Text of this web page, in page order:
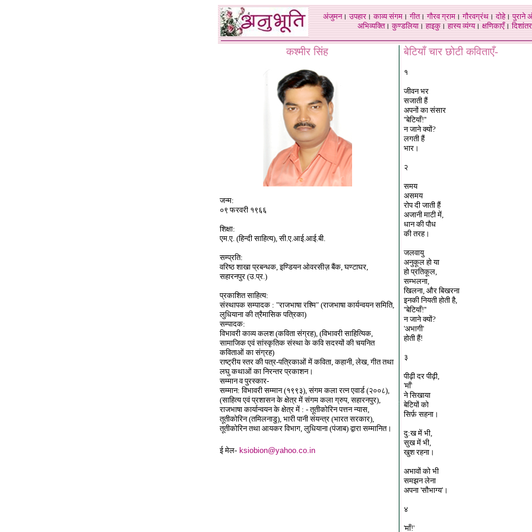
अंजुमन।उपहार।काव्य संगम।गीत।गौरव ग्राम।गौरवग्रंथ।दोहे।पुराने
अभिव्यक्ति।कुण्डलिया।हाइकु।हास्य व्यंग्य।क्षणिकाएँ।दिशांतर
कश्मीर सिंह
जन्म:
०९ फरवरी १९६६
शिक्षा:
एम.ए. (हिन्दी साहित्य), सी.ए.आई.आई.बी.
सम्प्रति:
वरिष्ठ शाखा प्रबन्धक, इण्डियन ओवरसीज़ बैंक, घण्टाघर,
सहारनपुर (उ.प्र.)
प्रकाशित साहित्य:
संस्थापक सम्पादक : "राजभाषा रश्मि" (राजभाषा कार्यन्वयन समिति,
लुधियाना की त्रैमासिक पत्रिका)
सम्पादक:
विभावरी काव्य कलश (कविता संग्रह), (विभावरी साहित्यिक,
सामाजिक एवं सांस्कृतिक संस्था के कवि सदस्यों की चयनित
कविताओं का संग्रह)
राष्ट्रीय स्तर की पत्र-पत्रिकाओं में कविता, कहानी, लेख, गीत तथा
लघु कथाओं का निरन्तर प्रकाशन।
सम्मान व पुरस्कार-
सम्मान: विभावरी सम्मान (१९९३), संगम कला रत्न एवार्ड (२००८),
(साहित्य एवं प्रशासन के क्षेत्र में संगम कला ग्रुप, सहारनपुर),
राजभाषा कार्यान्वयन के क्षेत्र में : - तूतीकोरिन पत्तन न्यास,
तूतीकोरिन (तमिलनाडु), भारी पानी संयन्त्र (भारत सरकार),
तूतीकोरिन तथा आयकर विभाग, लुधियाना (पंजाब) द्वारा सम्मानित।
ई मेल- ksiobion@yahoo.co.in
बेटियाँ चार छोटी कविताएँ-
१
जीवन भर
सजाती हैं
अपनों का संसार
''बेटियाँ!''
न जाने क्यों?
लगती हैं
भार।
२
समय
असमय
रोप दी जाती हैं
अजानी माटी में,
धान की पौध
की तरह।
जलवायु
अनुकूल हो या
हो प्रतिकूल,
सम्भलना,
खिलना, और बिखरना
इनकी नियती होती है,
''बेटियाँ!''
न जाने क्यों?
'अभागी'
होती हैं!
३
पीढ़ी दर पीढ़ी,
'माँ'
ने सिखाया
बेटियों को
सिर्फ़ सहना।
दु:ख में भी,
सुख में भी,
खुश रहना।
अभावों को भी
समझन लेना
अपना 'सौभाग्य'।
४
'माँ!'